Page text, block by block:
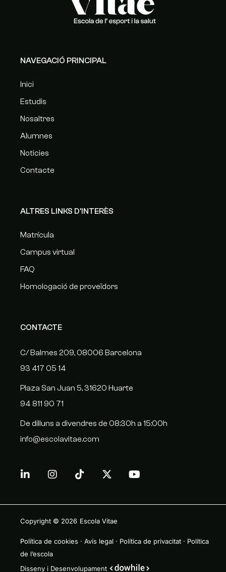
NAVEGACIÓ PRINCIPAL
Inici
Estudis
Nosaltres
Alumnes
Noticies
Contacte
ALTRES LINKS D'INTERÈS
Matrícula
Campus virtual
FAQ
Homologació de proveïdors
CONTACTE
C/ Balmes 209, 08006 Barcelona
93 417 05 14
Plaza San Juan 5, 31620 Huarte
94 811 90 71
De dilluns a divendres de 08:30h a 15:00h
info@escolavitae.com
Copyright © 2026 Escola Vitae
Política de cookies · Avís legal · Política de privacitat · Política
de l’escola
Disseny i Desenvolupament